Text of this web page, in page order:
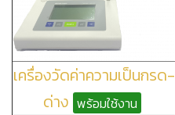
เครื่องวัดค่าความเป็นกรด-
ด่าง พร้อมใช้งาน